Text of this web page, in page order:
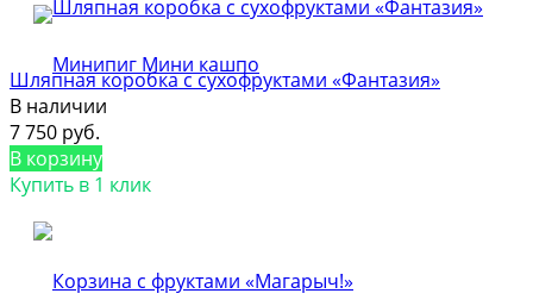
Шляпная коробка с сухофруктами «Фантазия»
В наличии
7 750 руб.
В корзину
Купить в 1 клик